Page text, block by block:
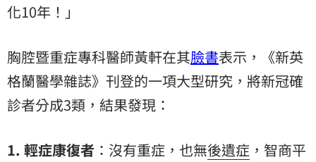
化10年！」
胸腔暨重症專科醫師黃軒在其臉書表示，《新英
格蘭醫學雜誌》刊登的一項大型研究，將新冠確
診者分成3類，結果發現：
1. 輕症康復者 ：沒有重症，也無後遺症 ，智商平